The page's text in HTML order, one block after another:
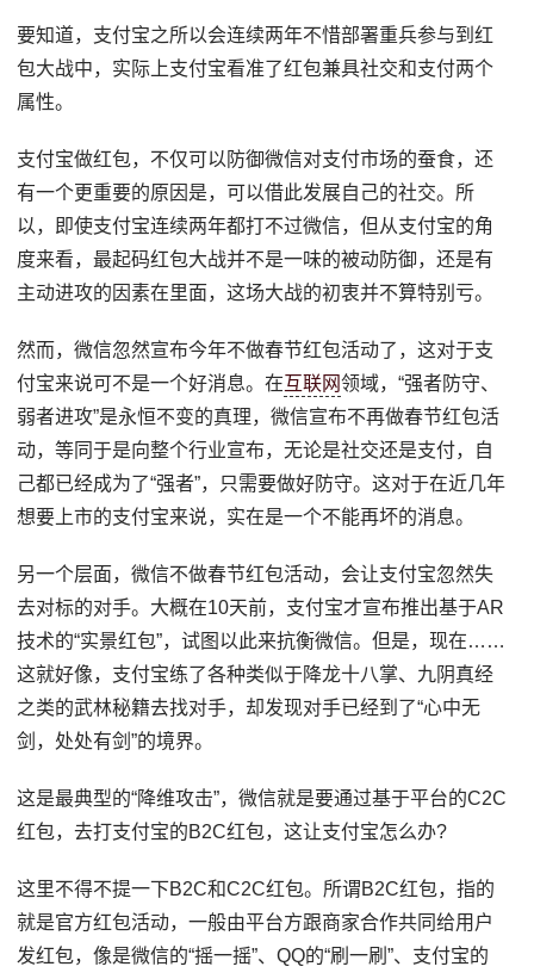
要知道，支付宝之所以会连续两年不惜部署重兵参与到红
包大战中，实际上支付宝看准了红包兼具社交和支付两个
属性。
支付宝做红包，不仅可以防御微信对支付市场的蚕食，还
有一个更重要的原因是，可以借此发展自己的社交。所
以，即使支付宝连续两年都打不过微信，但从支付宝的角
度来看，最起码红包大战并不是一味的被动防御，还是有
主动进攻的因素在里面，这场大战的初衷并不算特别亏。
然而，微信忽然宣布今年不做春节红包活动了，这对于支
付宝来说可不是一个好消息。在互联网领域，“强者防守、
弱者进攻”是永恒不变的真理，微信宣布不再做春节红包活
动，等同于是向整个行业宣布，无论是社交还是支付，自
己都已经成为了“强者”，只需要做好防守。这对于在近几年
想要上市的支付宝来说，实在是一个不能再坏的消息。
另一个层面，微信不做春节红包活动，会让支付宝忽然失
去对标的对手。大概在10天前，支付宝才宣布推出基于AR
技术的“实景红包”，试图以此来抗衡微信。但是，现在……
这就好像，支付宝练了各种类似于降龙十八掌、九阴真经
之类的武林秘籍去找对手，却发现对手已经到了“心中无
剑，处处有剑”的境界。
这是最典型的“降维攻击”，微信就是要通过基于平台的C2C
红包，去打支付宝的B2C红包，这让支付宝怎么办?
这里不得不提一下B2C和C2C红包。所谓B2C红包，指的
就是官方红包活动，一般由平台方跟商家合作共同给用户
发红包，像是微信的“摇一摇”、QQ的“刷一刷”、支付宝的